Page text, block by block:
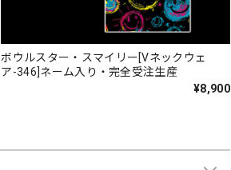
ボウルスター・スマイリー[Vネックウェ
ア-346]ネーム入り・完全受注生産
¥8,900